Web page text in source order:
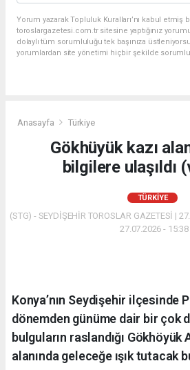
Yorum yazarak Topluluk Kuralları’nı kabul etmiş
toroslargazetesi.com.tr sitesine yaptığınız
dolaylı tüm sorumluluğu tek başınıza
yorumlardan site yönetimi hiçbir şekilde
Anasayfa Türkiye
Gökhüyük kazı
bilgilere ulaşıldı
TÜRKIYE
(STG) - SEYDİŞEHİR TOROSLAR GAZETESİ |
27.07.2026 - 15:38
Konya’nın Seydişehir ilçesinde
dönemden günüme dair bir çok
bulguların raslandığı Gökhöyük
alanında geleceğe ışık tutacak